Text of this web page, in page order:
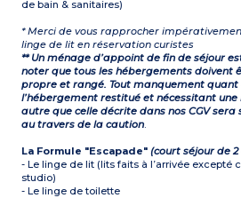
de bain & sanitaires)
* Merci de vous rapprocher
linge de lit en réservation curistes
** Un ménage d’appoint de fin de séjour
noter que tous les hébergements doivent
propre et rangé. Tout manquement
l’hébergement restitué et nécessitant
autre que celle décrite dans nos CGV
au travers de la caution.
La Formule "Escapade"(court séjour de
- Le linge de lit (lits faits à l’arrivée excepté
studio)
- Le linge de toilette